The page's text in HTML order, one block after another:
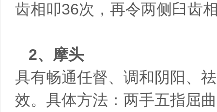
齿相叩36次，再令两侧臼齿
2、摩头
具有畅通任督、调和阴阳、
效。具体方法：两手五指屈